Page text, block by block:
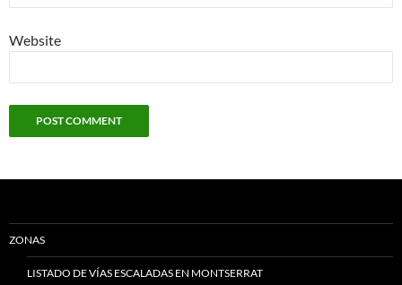
Website
ZONAS
LISTADO DE VÍAS ESCALADAS EN MONTSERRAT